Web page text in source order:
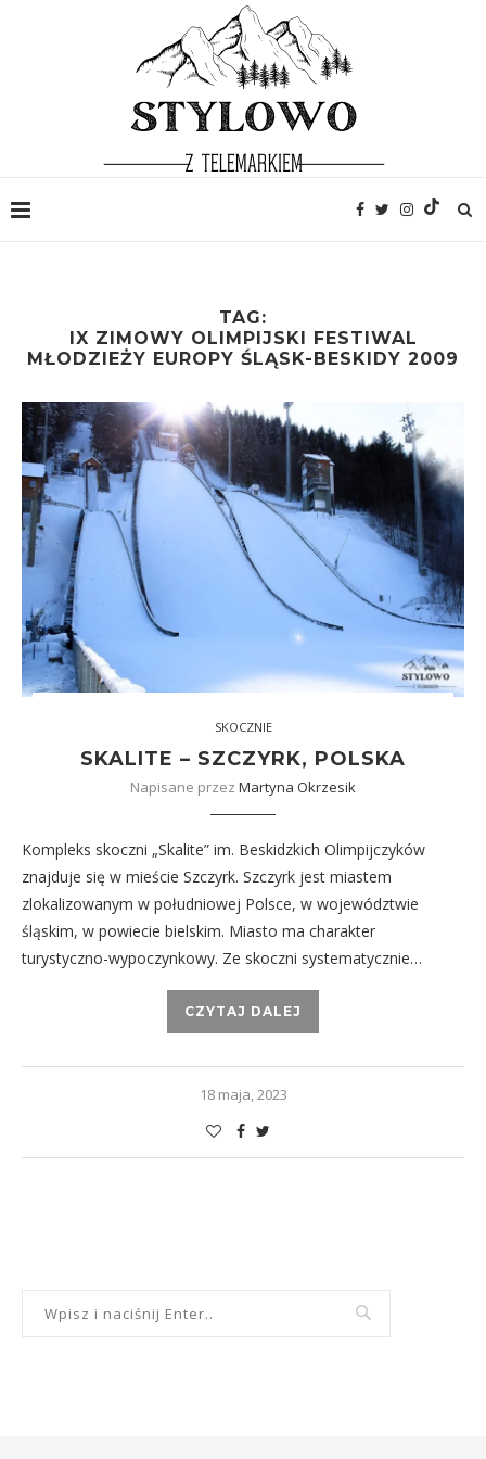
TAG:
IX ZIMOWY OLIMPIJSKI FESTIWAL
MŁODZIEŻY EUROPY ŚLĄSK-BESKIDY 2009
SKOCZNIE
SKALITE – SZCZYRK, POLSKA
Napisane przez Martyna Okrzesik
Kompleks skoczni „Skalite” im. Beskidzkich Olimpijczyków
znajduje się w mieście Szczyrk. Szczyrk jest miastem
zlokalizowanym w południowej Polsce, w województwie
śląskim, w powiecie bielskim. Miasto ma charakter
turystyczno-wypoczynkowy. Ze skoczni systematycznie…
CZYTAJ DALEJ
18 maja, 2023